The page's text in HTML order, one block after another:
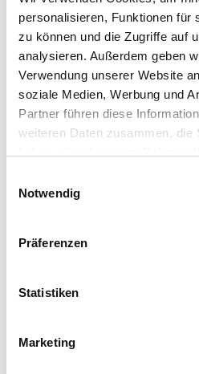
personalisieren, Funktionen für
zu können und die Zugriffe auf
analysieren. Außerdem geben
Verwendung unserer Website
soziale Medien, Werbung und
Partner führen diese
weiteren Daten zusammen, die
Datenschutzerklärung
Notwendig
Präferenzen
Statistiken
Marketing
Ab 24,90 €
Töchter & Söhne - Leni
Platte
Ab59,90 €